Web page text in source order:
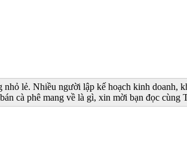
lẻ. Nhiều người lập kế hoạch kinh doanh,
cà phê mang về là gì, xin mời bạn đọc cùng